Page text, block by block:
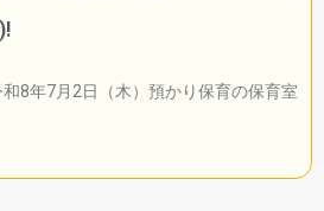
8年7月2日（木）預かり保育の保育室